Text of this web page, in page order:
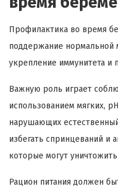
Профилактика во время
поддержание
укрепление иммунитета
Важную роль играет
использованием мягких,
нарушающих
избегать спринцеваний и
которые могут
Рацион питания должен